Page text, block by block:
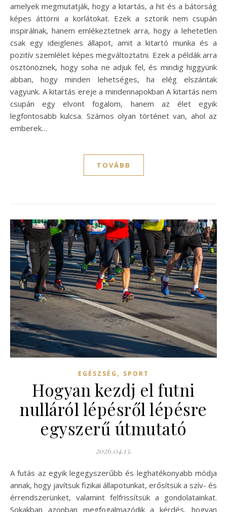
amelyek megmutatják, hogy a kitartás, a hit és a bátorság
képes áttörni a korlátokat. Ezek a sztorik nem csupán
inspirálnak, hanem emlékeztetnek arra, hogy a lehetetlen
csak egy ideiglenes állapot, amit a kitartó munka és a
pozitív szemlélet képes megváltoztatni. Ezek a példák arra
ösztönöznek, hogy soha ne adjuk fel, és mindig higgyünk
abban, hogy minden lehetséges, ha elég elszántak
vagyunk. A kitartás ereje a mindennapokban A kitartás nem
csupán egy elvont fogalom, hanem az élet egyik
legfontosabb kulcsa. Számos olyan történet van, ahol az
emberek…
TOVÁBB
EGÉSZSÉG , SPORT
Hogyan kezdj el futni
nulláról lépésről lépésre
egyszerű útmutató
2026.04.13.
A futás az egyik legegyszerűbb és leghatékonyabb módja
annak, hogy javítsuk fizikai állapotunkat, erősítsük a szív- és
érrendszerünket, valamint felfrissítsük a gondolatainkat.
Sokakban azonban megfogalmazódik a kérdés, hogyan